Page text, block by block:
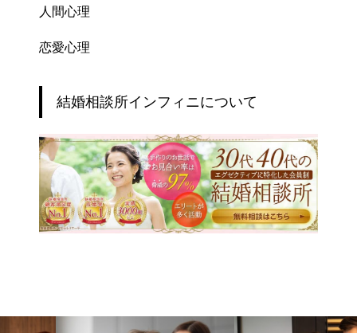
人間心理
恋愛心理
結婚相談所インフィニについて